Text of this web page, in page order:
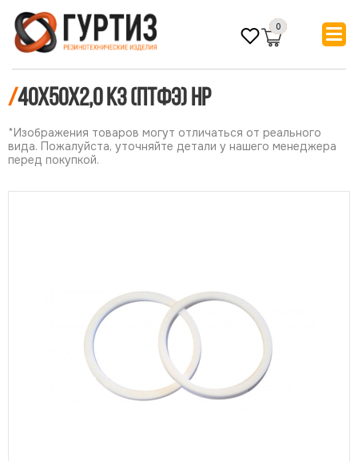
0
/40х50х2,0 КЗ (ПТФЭ) НР
*Изображения товаров могут отличаться от реального
вида. Пожалуйста, уточняйте детали у нашего менеджера
перед покупкой.